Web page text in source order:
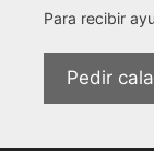
Para recibir
Pedir